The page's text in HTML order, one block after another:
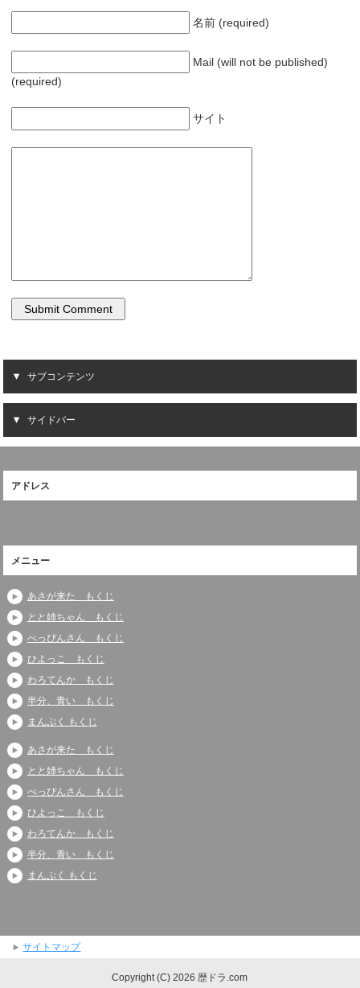
名前 (required)
Mail (will not be published)
(required)
サイト
サブコンテンツ
サイドバー
アドレス
メニュー
あさが来た もくじ
とと姉ちゃん もくじ
べっぴんさん もくじ
ひよっこ もくじ
わろてんか もくじ
半分、青い もくじ
まんぷく もくじ
あさが来た もくじ
とと姉ちゃん もくじ
べっぴんさん もくじ
ひよっこ もくじ
わろてんか もくじ
半分、青い もくじ
まんぷく もくじ
サイトマップ
Copyright (C) 2026 歴ドラ.com